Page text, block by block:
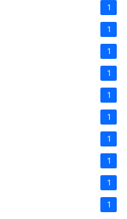
1
1
1
1
1
1
1
1
1
1